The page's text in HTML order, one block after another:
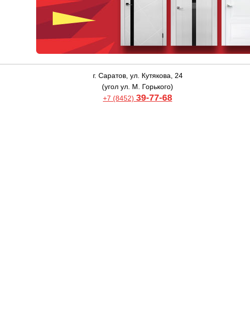
г. Саратов, ул. Кутякова, 24
(угол ул. М. Горького)
+7 (8452) 39-77-68